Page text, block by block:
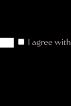
I agree with